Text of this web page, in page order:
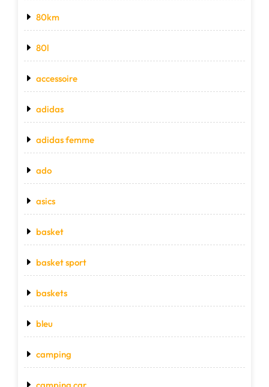
80km
80l
accessoire
adidas
adidas femme
ado
asics
basket
basket sport
baskets
bleu
camping